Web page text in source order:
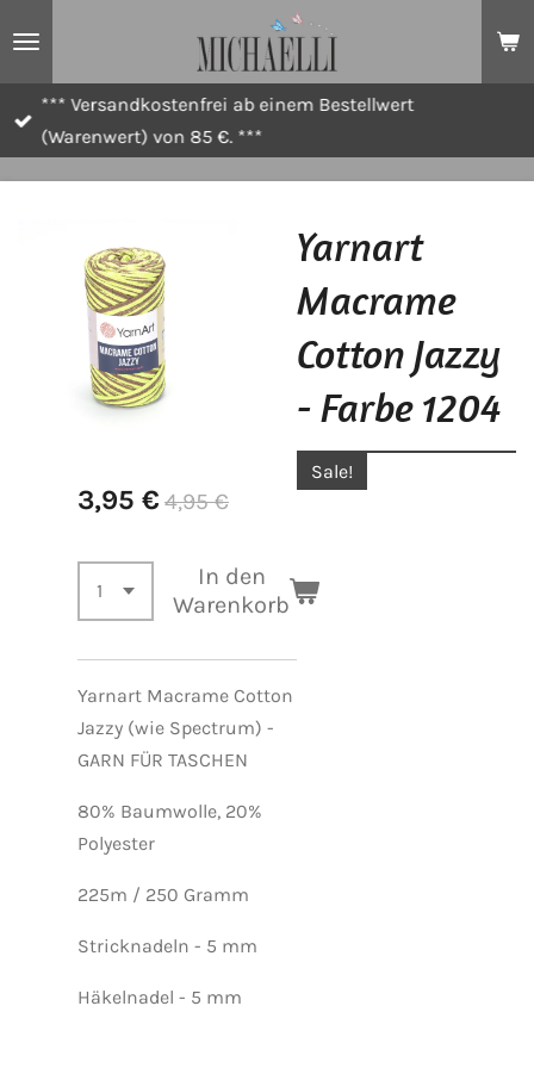
*** Versandkostenfrei ab einem Bestellwert
(Warenwert) von 85 €. ***
Yarnart
Macrame
Cotton Jazzy
- Farbe 1204
Sale!
3,95 € 4,95 €
In den
Warenkorb
Yarnart Macrame Cotton
Jazzy (wie Spectrum) -
GARN FÜR TASCHEN
80% Baumwolle, 20%
Polyester
225m / 250 Gramm
Stricknadeln - 5 mm
Häkelnadel - 5 mm